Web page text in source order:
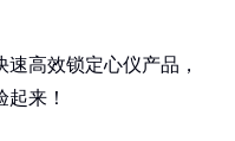
高效锁定心仪产品，
来！